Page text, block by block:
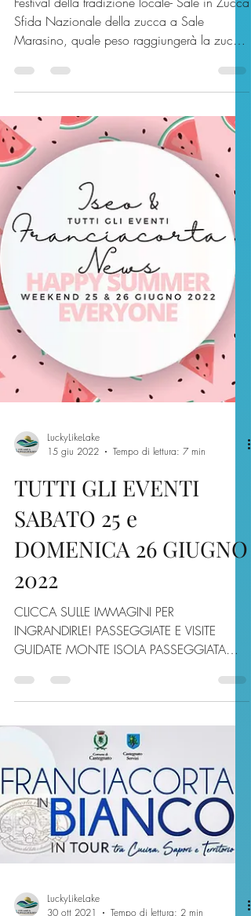
Sfida Nazionale della
Zucca 8-9-10 settembre
Festival della tradizione locale- Sale in Zucca
Sfida Nazionale della zucca a Sale
vincitrice?...
LuckyLikeLake
15 giu 2022
Tempo di lettura: 7 min
TUTTI GLI EVENTI
SABATO 25 e
DOMENICA 26 GIUGNO
2022
CLICCA SULLE IMMAGINI PER
INGRANDIRLE! PASSEGGIATE E VISITE
GUIDATE MONTE ISOLA PASSEGGIATA
SONORA IN ASCOLTO DI MONTE ISOLA
Con la sound...